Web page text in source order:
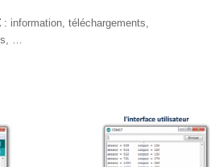
: information, téléchargements,
…